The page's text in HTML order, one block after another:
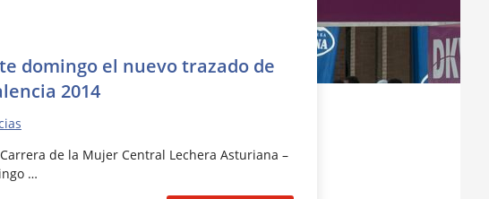
domingo el nuevo trazado de
2014
de la Mujer Central Lechera Asturiana –
…